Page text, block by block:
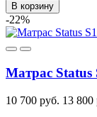
В корзину
-22%
Матрас Status
10 700 руб. 13 800